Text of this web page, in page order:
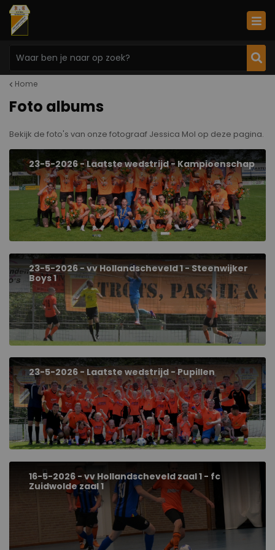
Home
Foto albums
Bekijk de foto's van onze fotograaf Jessica Mol op deze pagina.
23-5-2026 - Laatste wedstrijd - Kampioenschap
23-5-2026 - vv Hollandscheveld 1 - Steenwijker
Boys 1
23-5-2026 - Laatste wedstrijd - Pupillen
16-5-2026 - vv Hollandscheveld zaal 1 - fc
Zuidwolde zaal 1